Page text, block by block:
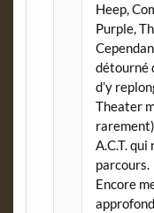
Heep,
Purple,
détourné
d’y
Theater
A.C.T. qui
parcours.
Encore